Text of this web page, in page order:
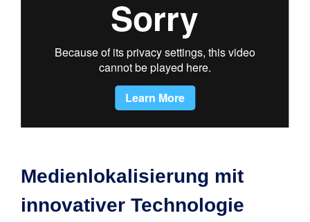
Medienlokalisierung mit
innovativer Technologie